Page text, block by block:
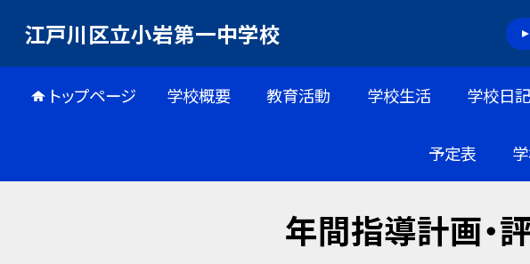
江戸川区立小岩第一中学校
トップページ 学校概要 教育活動 学校生活 学校日記
予定表
年間指導計画・